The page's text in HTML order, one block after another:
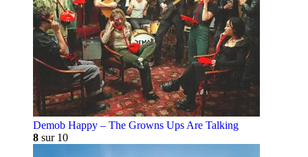
Demob Happy – The Growns Ups Are Talking
8 sur 10